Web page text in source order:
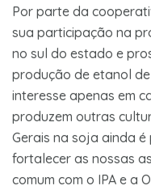
Por parte da
sua participação na
no sul do estado e
produção de etanol
interesse apenas em
produzem outras
Gerais na soja ainda é
fortalecer as nossas
comum com o IPA e a